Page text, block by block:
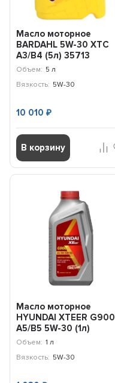
Масло моторное
BARDAHL 5W-30 XTC
A3/B4 (5л) 35713
Объем: 5 л
Вязкость: 5W-30
10 010₽
В корзину
Масло моторное
HYUNDAI XTEER G900
A5/B5 5W-30 (1л)
1017004
Объем: 1 л
Вязкость: 5W-30